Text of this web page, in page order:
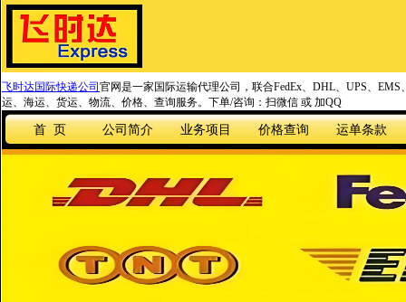
飞时达国际快递公司 官网是一家国际运输代理公司，联合FedEx、DHL、UPS、
运、海运、货运、物流、价格、查询服务。下单/咨询：扫微信 或 加QQ
首 页 公司简介 业务项目 价格查询 运单条款